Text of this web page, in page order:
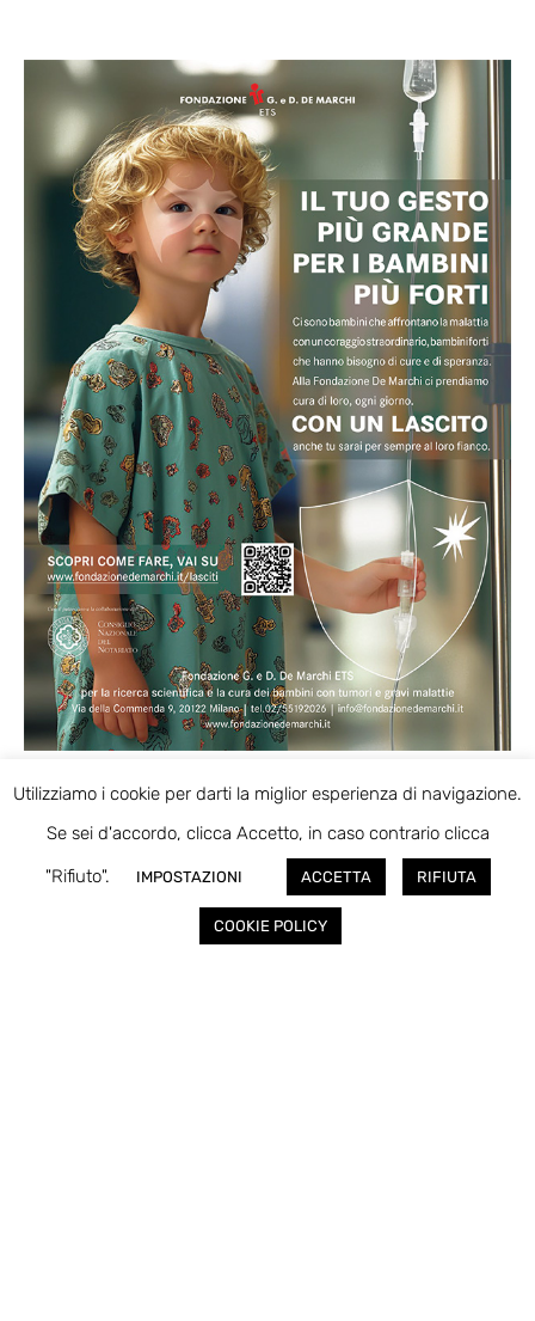
BEESOCIAL
Utilizziamo i cookie per darti la miglior esperienza di navigazione.
Se sei d'accordo, clicca Accetto, in caso contrario clicca
"Rifiuto".
IMPOSTAZIONI ACCETTA RIFIUTA
COOKIE POLICY